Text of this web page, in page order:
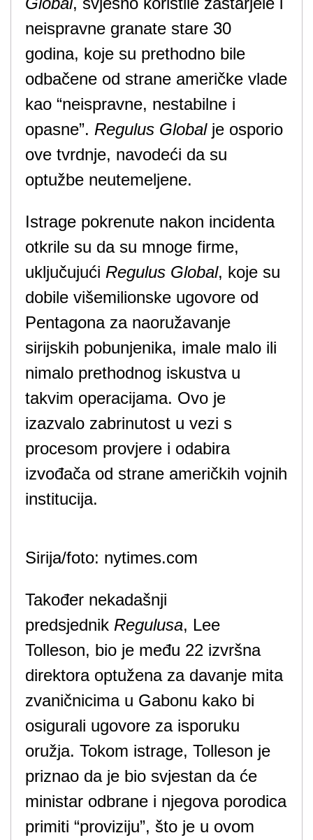
neispravne granate stare 30
godina, koje su prethodno bile
odbačene od strane američke vlade
kao “neispravne, nestabilne i
opasne”. Regulus Globalje osporio
ove tvrdnje, navodeći da su
optužbe neutemeljene.
Istrage pokrenute nakon incidenta
otkrile su da su mnoge firme,
uključujući Regulus Global, koje su
dobile višemilionske ugovore od
Pentagona za naoružavanje
sirijskih pobunjenika, imale malo ili
nimalo prethodnog iskustva u
takvim operacijama. Ovo je
izazvalo zabrinutost u vezi s
procesom provjere i odabira
izvođača od strane američkih vojnih
institucija.
Sirija/foto: nytimes.com
Također nekadašnji
predsjednik Regulusa, Lee
Tolleson, bio je među 22 izvršna
direktora optužena za davanje mita
zvaničnicima u Gabonu kako bi
osigurali ugovore za isporuku
oružja. Tokom istrage, Tolleson je
priznao da je bio svjestan da će
ministar odbrane i njegova porodica
primiti “proviziju”, što je u ovom